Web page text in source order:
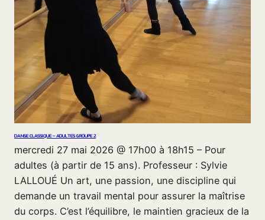
DANSE CLASSIQUE – ADULTES GROUPE 2
mercredi 27 mai 2026 @ 17h00 à 18h15 – Pour
adultes (à partir de 15 ans). Professeur : Sylvie
LALLOUÉ Un art, une passion, une discipline qui
demande un travail mental pour assurer la maîtrise
du corps. C’est l’équilibre, le maintien gracieux de la